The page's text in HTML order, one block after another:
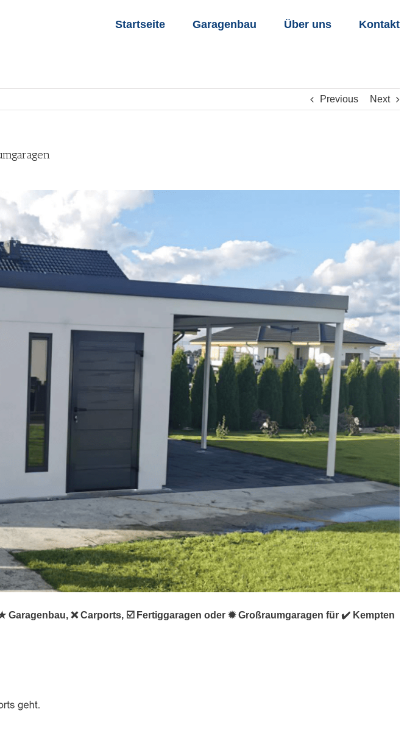
Startseite Garagenbau Über uns Kontakt
Previous Next
❌ Carports, ☑️ Fertiggaragen oder ✹ Großraumgaragen für ✔️ Kempten